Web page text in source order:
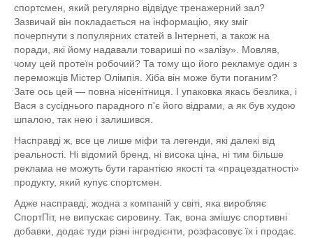
спортсмен, який регулярно відвідує тренажерний зал?
Зазвичай він покладається на інформацію, яку зміг
почерпнути з популярних статей в Інтернеті, а також на
поради, які йому надавали товариші по «залізу». Мовляв,
чому цей протеїн робочий? Та тому що його рекламує один з
переможців Містер Олімпія. Хіба він може бути поганим?
Зате ось цей — повна нісенітниця. І упаковка якась безлика, і
Вася з сусіднього парадного п'є його відрами, а як був худою
шпалою, так нею і залишився.
Насправді ж, все це лише міфи та легенди, які далекі від
реальності. Ні відомий бренд, ні висока ціна, ні тим більше
реклама не можуть бути гарантією якості та «працездатності»
продукту, який купує спортсмен.
Адже насправді, жодна з компаній у світі, яка виробляє
СпортПіт, не випускає сировину. Так, вона змішує спортивні
добавки, додає туди різні інгредієнти, розфасовує їх і продає.